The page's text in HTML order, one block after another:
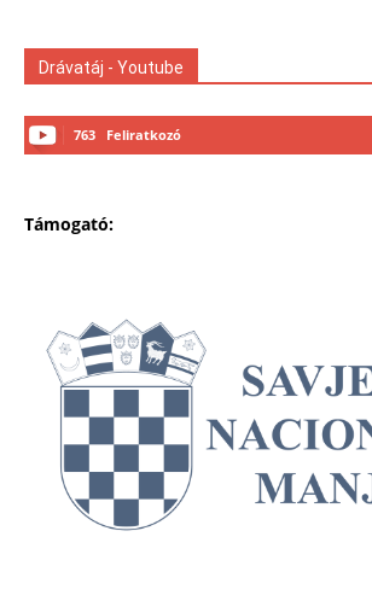
Drávatáj - Youtube
763 Feliratkozó
Támogató: